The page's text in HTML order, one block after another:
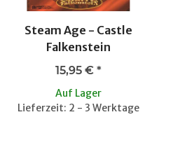
Steam Age - Castle
Falkenstein
15,95 € *
Auf Lager
Lieferzeit: 2 - 3 Werktage